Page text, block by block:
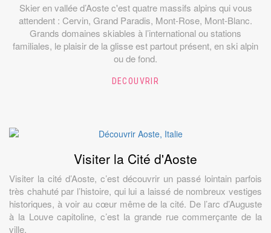
Skier en vallée d’Aoste c'est quatre massifs alpins qui vous
attendent : Cervin, Grand Paradis, Mont-Rose, Mont-Blanc.
Grands domaines skiables à l’international ou stations
familiales, le plaisir de la glisse est partout présent, en ski alpin
ou de fond.
DECOUVRIR
Visiter la Cité d'Aoste
Visiter la cité d’Aoste, c’est découvrir un passé lointain parfois
très chahuté par l’histoire, qui lui a laissé de nombreux vestiges
historiques, à voir au cœur même de la cité. De l’arc d’Auguste
à la Louve capitoline, c’est la grande rue commerçante de la
ville.